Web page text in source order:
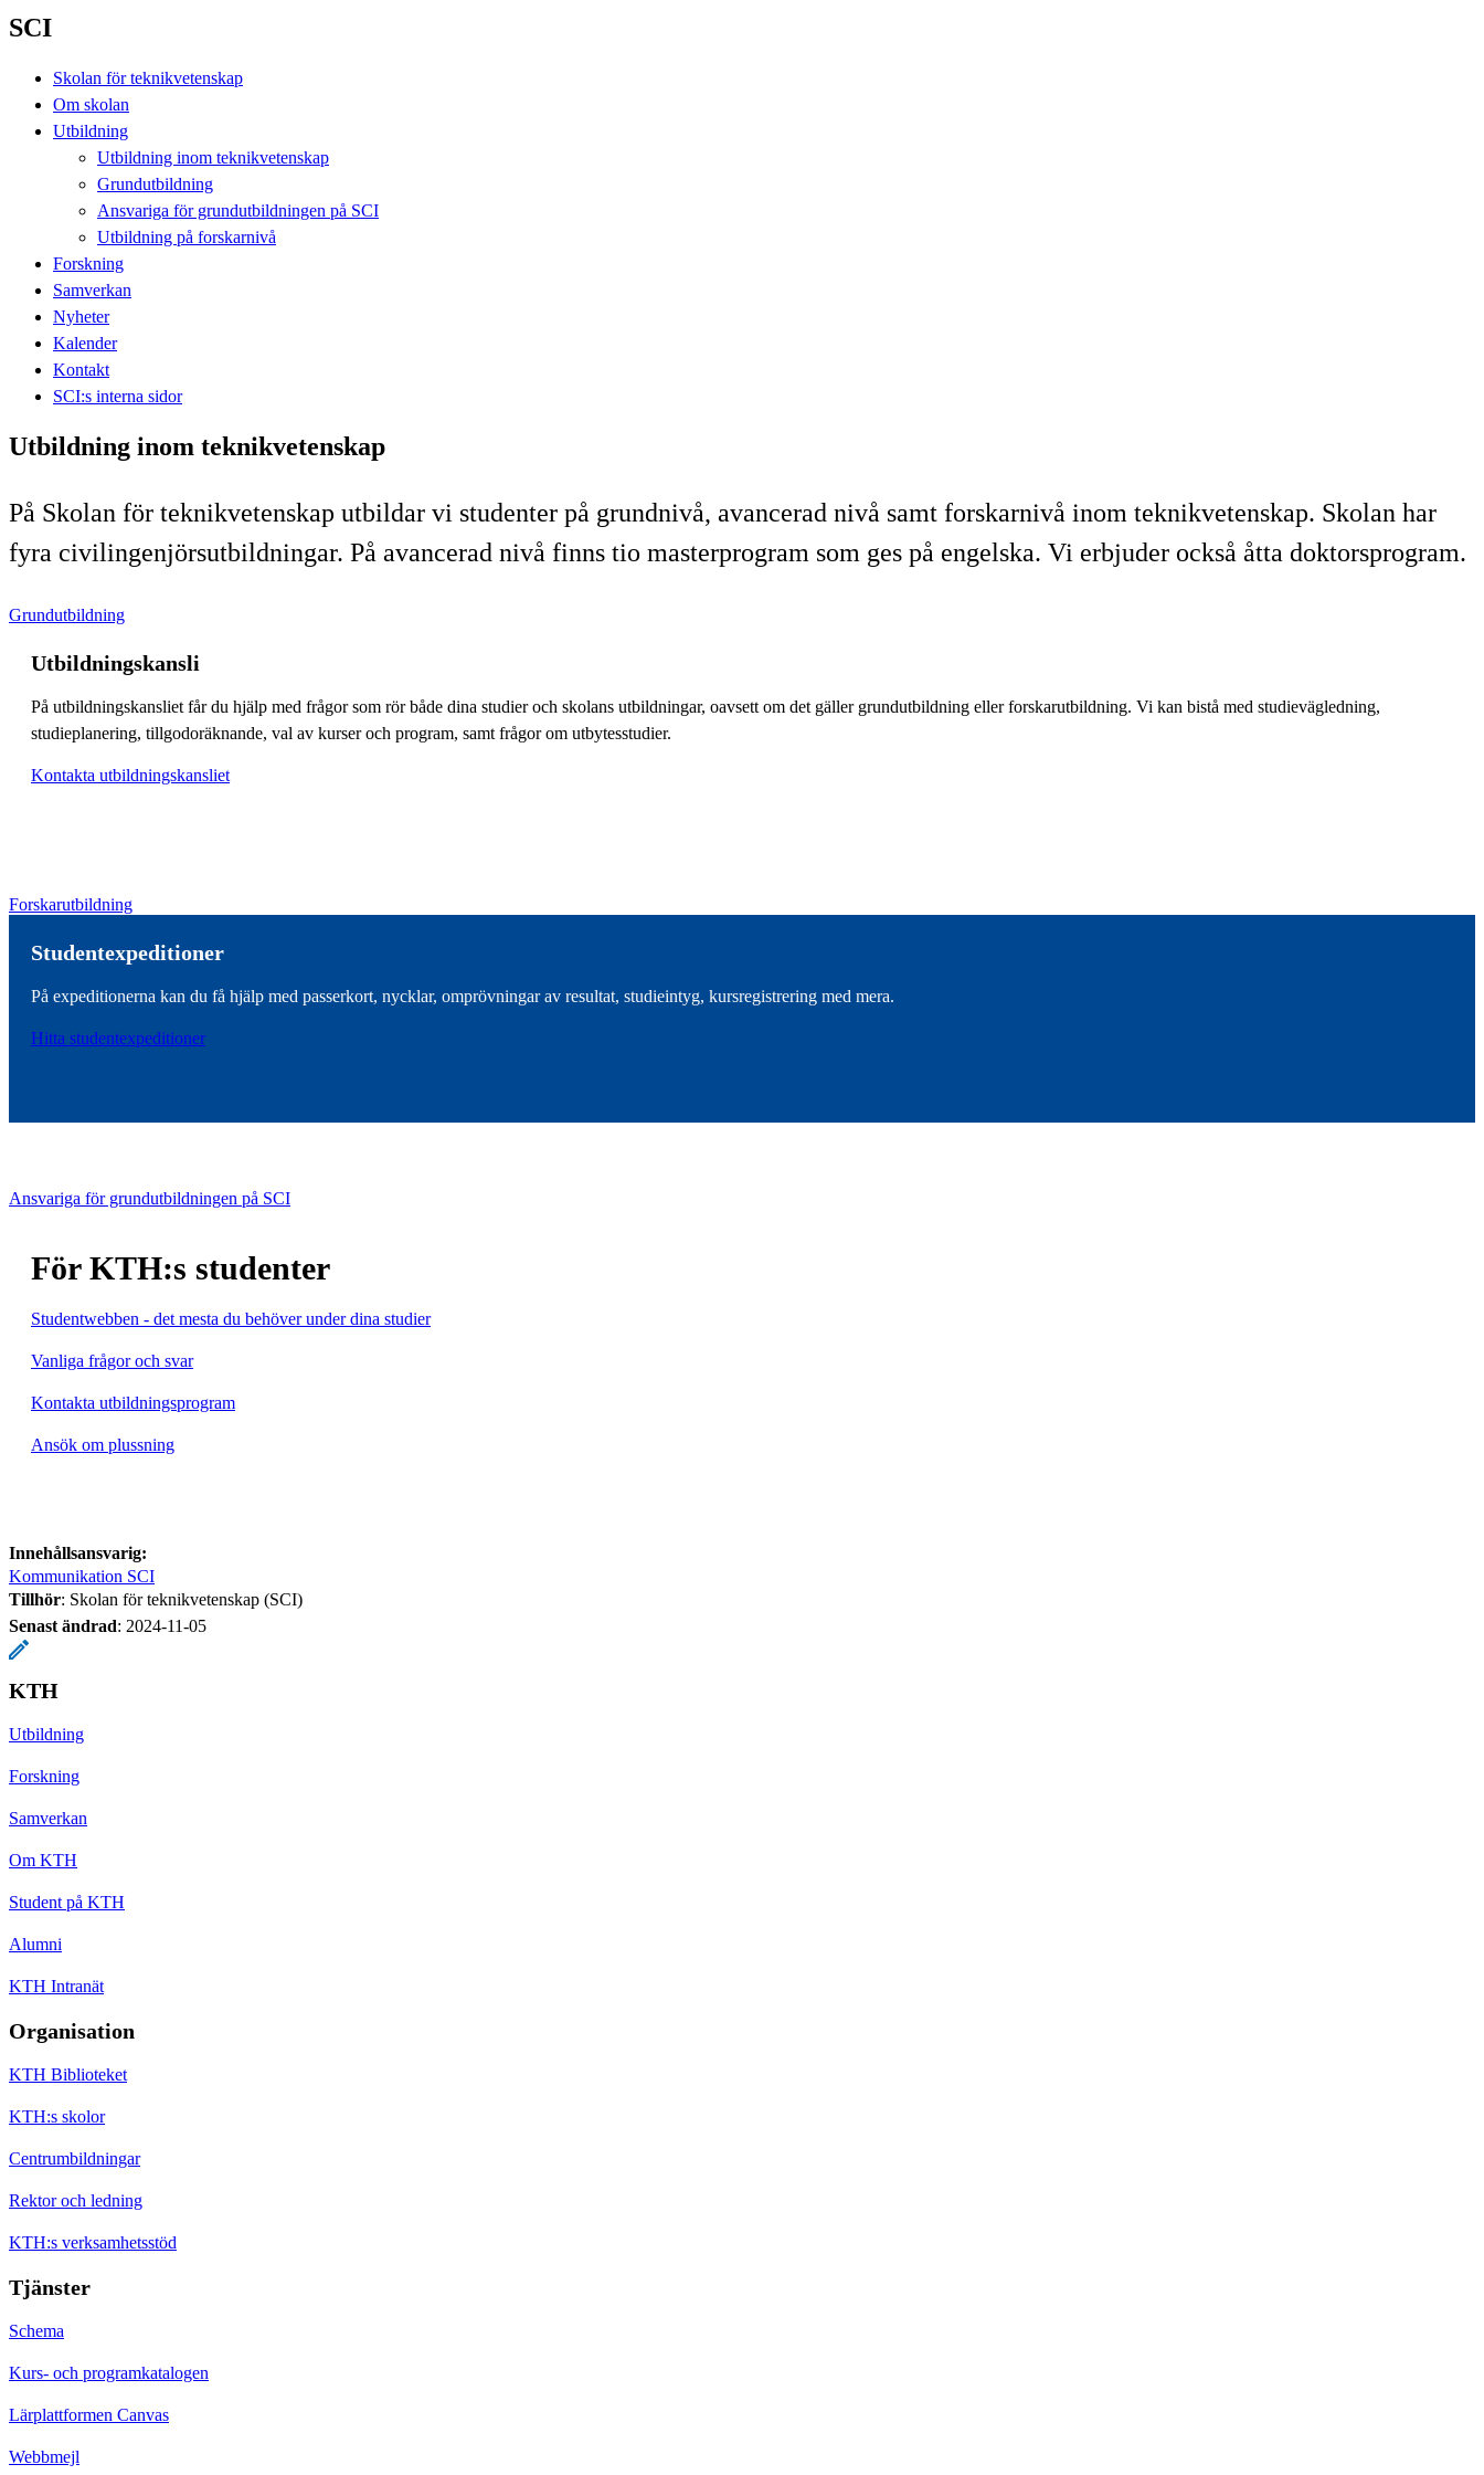
SCI
Skolan för teknikvetenskap
Om skolan
Utbildning
Utbildning inom teknikvetenskap
Grundutbildning
Ansvariga för grundutbildningen på SCI
Utbildning på forskarnivå
Forskning
Samverkan
Nyheter
Kalender
Kontakt
SCI:s interna sidor
Utbildning inom teknikvetenskap
På Skolan för teknikvetenskap utbildar vi studenter på grundnivå, avancerad nivå samt forskarnivå inom teknikvetenskap. Skolan har
fyra civilingenjörsutbildningar. På avancerad nivå finns tio masterprogram som ges på engelska. Vi erbjuder också åtta doktorsprogram.
Grundutbildning
Utbildningskansli
På utbildningskansliet får du hjälp med frågor som rör både dina studier och skolans utbildningar, oavsett om det gäller grundutbildning eller forskarutbildning. Vi kan bistå med studievägledning,
studieplanering, tillgodoräknande, val av kurser och program, samt frågor om utbytesstudier.
Kontakta utbildningskansliet
Forskarutbildning
Studentexpeditioner
På expeditionerna kan du få hjälp med passerkort, nycklar, omprövningar av resultat, studieintyg, kursregistrering med mera.
Hitta studentexpeditioner
Ansvariga för grundutbildningen på SCI
För KTH:s studenter
Studentwebben - det mesta du behöver under dina studier
Vanliga frågor och svar
Kontakta utbildningsprogram
Ansök om plussning
Innehållsansvarig:
Kommunikation SCI
Tillhör: Skolan för teknikvetenskap (SCI)
Senast ändrad: 2024-11-05
KTH
Utbildning
Forskning
Samverkan
Om KTH
Student på KTH
Alumni
KTH Intranät
Organisation
KTH Biblioteket
KTH:s skolor
Centrumbildningar
Rektor och ledning
KTH:s verksamhetsstöd
Tjänster
Schema
Kurs- och programkatalogen
Lärplattformen Canvas
Webbmejl